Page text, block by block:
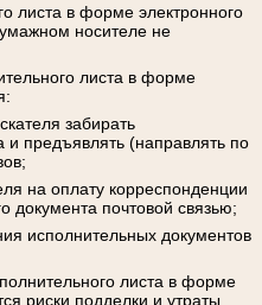
листа в форме электронного
носителе не
листа в форме
забирать
и предъявлять (направлять по
на оплату корреспонденции
документа почтовой связью;
исполнительных документов
листа в форме
риски подделки и утраты